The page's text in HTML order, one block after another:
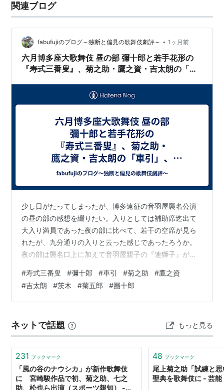
蛇足
人気狂言「白浪五人男」の主人公・弁天小僧も「菊之
助」であり、襲名披露狂言には必ず上演される。
埼玉県北部の銘菓とはなんの関係もない
関連ブログ
fabufujiのブログ～独断と偏見の歌舞伎劇評～ • 1ヶ月前
六月博多座大歌舞伎 昼の部 彌十郎と若手花形の
『寿式三番叟』、菊之助・鷹之資・吉太朗の「車
少し日がたってしまったが、博多遠征の音羽屋襲名公演
の昼の部の感想を綴りたい。入りとしては補助席迄出て
大入り満員であった夜の部に比べて、若干の空席が見ら
れたが、九分通りの入りと云った感じであったろうか。
夜の部は襲名口上に加えて音羽屋親子の『連獅子』があ
の芝居っぽい演目が、この昼の部には見当たらない。筆
者的には「車引」などは、大好きな場なのであるが。 幕
開きは『寿式三番叟』。襲名を寿ぐ幕開きに相応しい狂
達が狂言で襲名をお祝いしていると云った雰囲気であ
る。配役は彌十郎の翁、廣松・鷹之資・莟玉・玉太郎・
#寿式三番叟 #彌十郎 #車引 #菊之助 #鷹之資
#吉太朗 #茨木 #菊五郎 #團十郎
ネットで話題 もっと見る
231 ブックマーク
「風の谷のナウシカ」が新作歌舞伎
に 宮崎駿作品で初、菊之助、七之
助、松也ら出演（スポーツ報知） -
48 ブックマーク
尾上菊之助「試練と
聖典を歌舞伎に - 芸